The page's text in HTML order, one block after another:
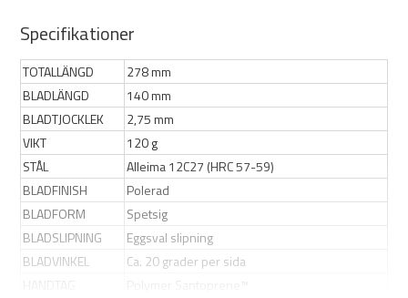
Specifikationer
TOTALLÄNGD
278 mm
BLADLÄNGD
140 mm
BLADTJOCKLEK
2,75 mm
VIKT
120 g
STÅL
Alleima 12C27 (HRC 57-59)
BLADFINISH
Polerad
BLADFORM
Spetsig
BLADSLIPNING
Eggsval slipning
BLADVINKEL
Ca. 20 grader per sida